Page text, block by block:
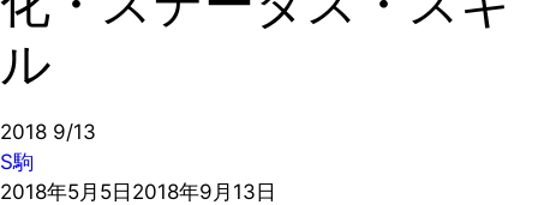
ル
2018 9/13
S駒
2018年5月5日 2018年9月13日